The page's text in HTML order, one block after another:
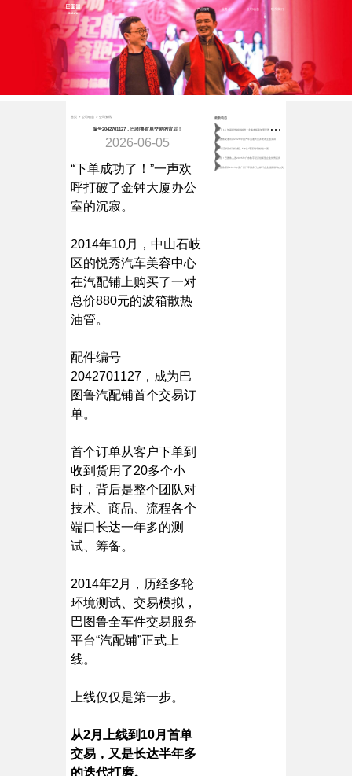
产品服务 业务合作 公司动态 联系我们
首页 > 公司动态 > 公司资讯
编号2042701127，巴图鲁首单交易的背后！
2026-06-05
“下单成功了！”一声欢
呼打破了金钟大厦办公
室的沉寂。
2014年10月，中山石岐
区的悦秀汽车美容中心
在汽配铺上购买了一对
总价880元的波箱散热
油管。
配件编号
2042701127，成为巴
图鲁汽配铺首个交易订
单。
首个订单从客户下单到
收到货用了20多个小
时，背后是整个团队对
技术、商品、流程各个
端口长达一年多的测
试、筹备。
2014年2月，历经多轮
环境测试、交易模拟，
巴图鲁全车件交易服务
平台“汽配铺”正式上
线。
上线仅仅是第一步。
从2月上线到10月首单
交易，又是长达半年多
的迭代打磨。
最新动态
做
了 15 年易损件越做越难？北海老板靠加盟巴图鲁稳守月近百万营收
巴图鲁受邀出席2026中国汽车流通大会并发表主题演讲
80后宝妈跨行做汽配，5年从“零基础”到独当一面
喜报！巴图鲁入选2025年广东数字经济创新型企业优秀案例
巴图鲁获得2025年度广州汽车服务行业标杆企业 品牌影响力奖